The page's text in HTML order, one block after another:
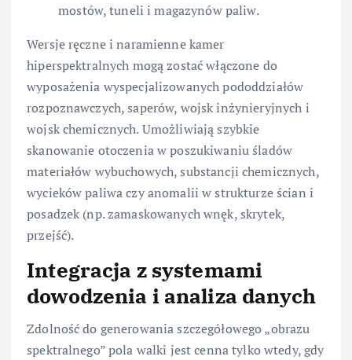
mostów, tuneli i magazynów paliw.
Wersje ręczne i naramienne kamer
hiperspektralnych mogą zostać włączone do
wyposażenia wyspecjalizowanych pododdziałów
rozpoznawczych, saperów, wojsk inżynieryjnych i
wojsk chemicznych. Umożliwiają szybkie
skanowanie otoczenia w poszukiwaniu śladów
materiałów wybuchowych, substancji chemicznych,
wycieków paliwa czy anomalii w strukturze ścian i
posadzek (np. zamaskowanych wnęk, skrytek,
przejść).
Integracja z systemami
dowodzenia i analiza danych
Zdolność do generowania szczegółowego „obrazu
spektralnego” pola walki jest cenna tylko wtedy, gdy